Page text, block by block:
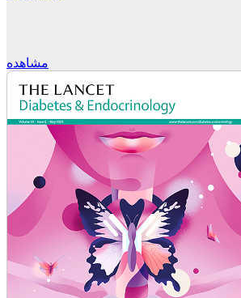
مشاهده